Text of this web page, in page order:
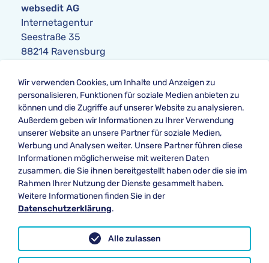
websedit AG
Internetagentur
Seestraße 35
88214 Ravensburg
Telefon:+49 751 354104-0
Telefax: +49 751 354104-42
E-Mail:anfrage@websedit.de
Datenschutz
Impressum
Unsere Bewertung bei
★★★★★ Google
Wir verwenden Cookies, um Inhalte und Anzeigen zu
personalisieren, Funktionen für soziale Medien anbieten zu
können und die Zugriffe auf unserer Website zu analysieren.
Außerdem geben wir Informationen zu Ihrer Verwendung
unserer Website an unsere Partner für soziale Medien,
Werbung und Analysen weiter. Unsere Partner führen diese
Informationen möglicherweise mit weiteren Daten
zusammen, die Sie ihnen bereitgestellt haben oder die sie im
Rahmen Ihrer Nutzung der Dienste gesammelt haben.
Weitere Informationen finden Sie in der
Datenschutzerklärung.
Alle zulassen